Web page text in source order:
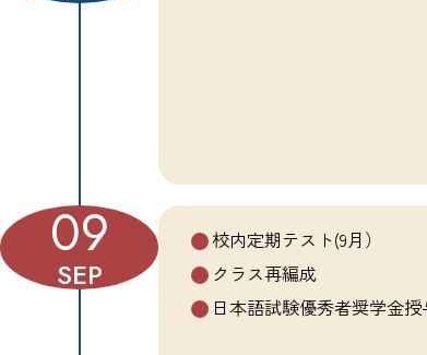
09
SEP
校内定期テスト(9月）
クラス再編成
日本語試験優秀者奨学金